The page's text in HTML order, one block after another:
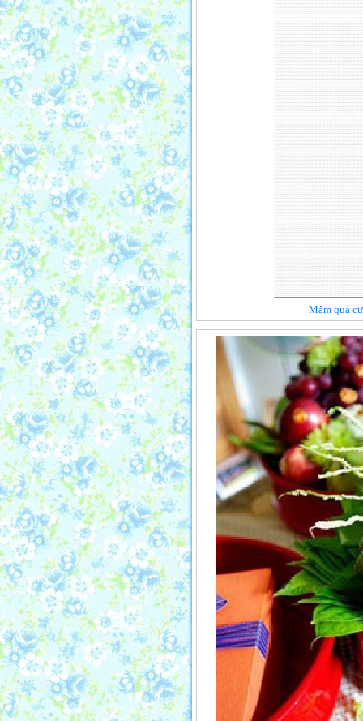
Mâm quả